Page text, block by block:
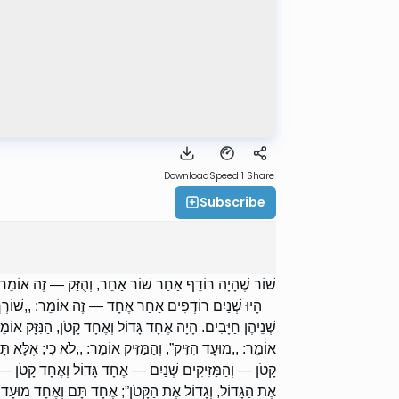
DownloadSpeed 1 Share
Subscribe
שׁוֹר שֶׁהָיָה רוֹדֵף אַחַר שׁוֹר אַחֵר, וְהֻזַּק — זֶה
הָיוּ שְׁנַיִם רוֹדְפִים אַחַר אֶחָד — זֶה אוֹמֵר: ,,שׁוֹרְךָ
שְׁנֵיהֶן חַיָּבִים. הָיָה אֶחָד גָּדוֹל וְאֶחָד קָטֹן, הַנִּזָּק
אוֹמֵר: ,,מוּעָד הִזִּיק”, וְהַמַּזִּיק אוֹמֵר: ,,לֹא כִי;
קָטֹן — וְהַמַּזִּיקִים שְׁנַיִם — אֶחָד גָּדוֹל וְאֶחָד קָטֹן —
אֶת הַגָּדוֹל, וְגָדוֹל אֶת הַקָּטֹן”; אֶחָד תָּם וְאֶחָד